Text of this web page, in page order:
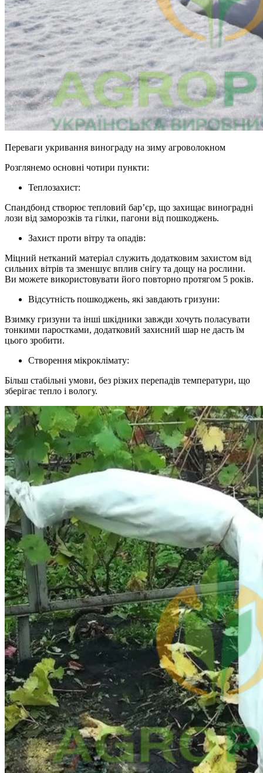
Переваги укривання винограду на зиму агроволокном
Розглянемо основні чотири пункти:
Теплозахист:
Спандбонд створює тепловий бар’єр, що захищає виноградні
лози від заморозків та гілки, пагони від пошкоджень.
Захист проти вітру та опадів:
Міцний нетканий матеріал служить додатковим захистом від
сильних вітрів та зменшує вплив снігу та дощу на рослини.
Ви можете використовувати його повторно протягом 5 років.
Відсутність пошкоджень, які завдають гризуни:
Взимку гризуни та інші шкідники завжди хочуть поласувати
тонкими паростками, додатковий захисний шар не дасть їм
цього зробити.
Створення мікроклімату:
Більш стабільні умови, без різких перепадів температури, що
зберігає тепло і вологу.